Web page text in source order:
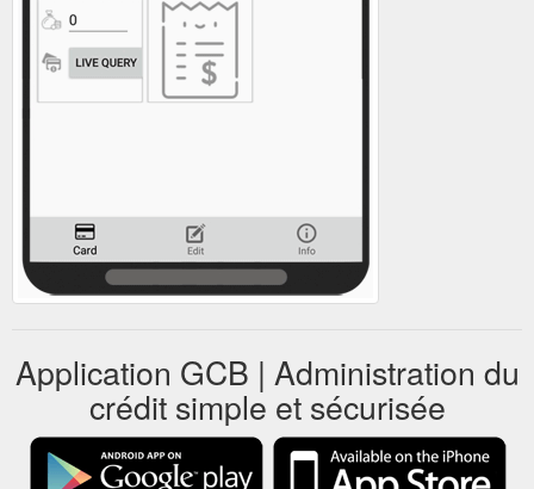
Application GCB | Administration du
crédit simple et sécurisée